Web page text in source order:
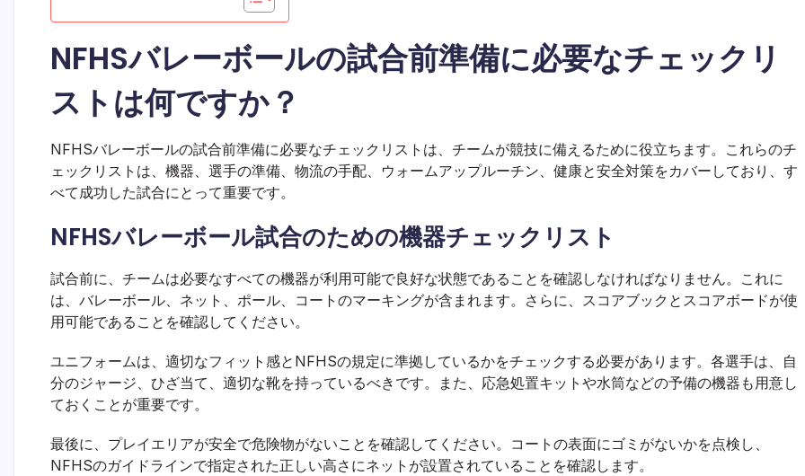
NFHSバレーボールの試合前準備に必要なチェックリ
ストは何ですか？
NFHSバレーボールの試合前準備に必要なチェックリストは、チームが競技に備えるために役立ちます。これらのチ
ェックリストは、機器、選手の準備、物流の手配、ウォームアップルーチン、健康と安全対策をカバーしており、す
べて成功した試合にとって重要です。
NFHSバレーボール試合のための機器チェックリスト
試合前に、チームは必要なすべての機器が利用可能で良好な状態であることを確認しなければなりません。これに
は、バレーボール、ネット、ポール、コートのマーキングが含まれます。さらに、スコアブックとスコアボードが使
用可能であることを確認してください。
ユニフォームは、適切なフィット感とNFHSの規定に準拠しているかをチェックする必要があります。各選手は、自
分のジャージ、ひざ当て、適切な靴を持っているべきです。また、応急処置キットや水筒などの予備の機器も用意し
ておくことが重要です。
最後に、プレイエリアが安全で危険物がないことを確認してください。コートの表面にゴミがないかを点検し、
NFHSのガイドラインで指定された正しい高さにネットが設置されていることを確認します。